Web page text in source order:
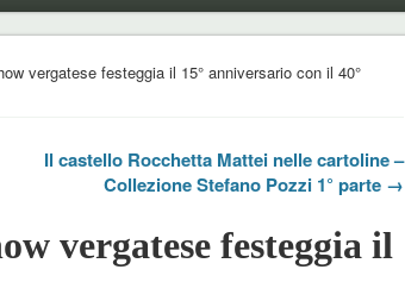
vergatese festeggia il 15° anniversario con il 40°
Il castello Rocchetta Mattei nelle cartoline –
Collezione Stefano Pozzi 1° parte →
vergatese festeggia il